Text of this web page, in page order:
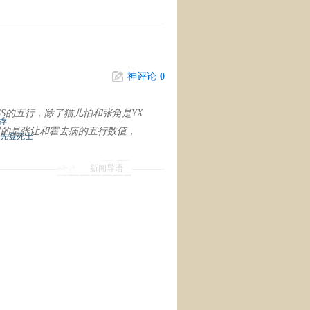
先登死士
神评论 0
新闻导语
的五行，除了猫儿怕和张角是YX
是张让和霍去病的五行数值，